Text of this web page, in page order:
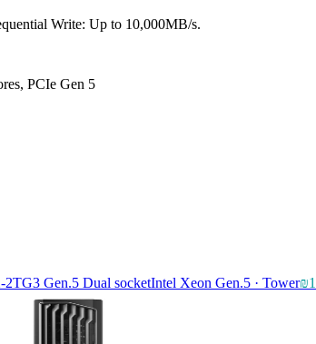
Write: Up to 10,000MB/s.
PCIe Gen 5
Gen.5 Dual socketIntel Xeon Gen.5 · Tower